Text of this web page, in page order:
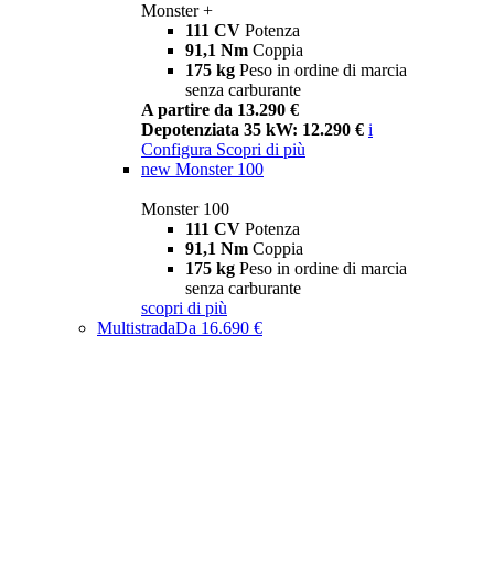
Monster +
111 CV Potenza
91,1 Nm Coppia
175 kg Peso in ordine di marcia
senza carburante
A partire da 13.290 €
Depotenziata 35 kW: 12.290 € i
Configura Scopri di più
new Monster 100
Monster 100
111 CV Potenza
91,1 Nm Coppia
175 kg Peso in ordine di marcia
senza carburante
scopri di più
MultistradaDa 16.690 €